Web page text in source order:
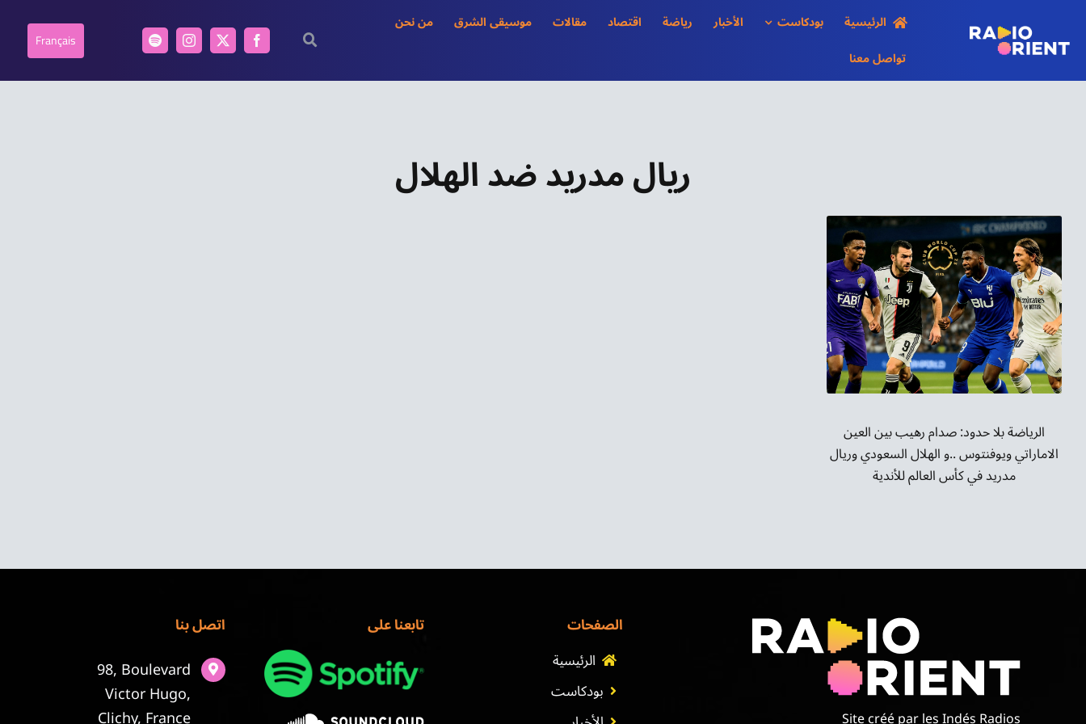
content
الرئيسية بودكاست الأخبار رياضة اقتصاد مقالات موسيقى الشرق
من نحن
تواصل معنا
Français
ريال مدريد ضد الهلال
الرياضة بلا حدود: صدام رهيب بين العين
الاماراتي ويوفنتوس ..و الهلال السعودي وريال
مدريد في كأس العالم للأندية
الصفحات
الرئيسية
بودكاست
تابعنا على اتصل بنا
98, Boulevard
Victor Hugo,